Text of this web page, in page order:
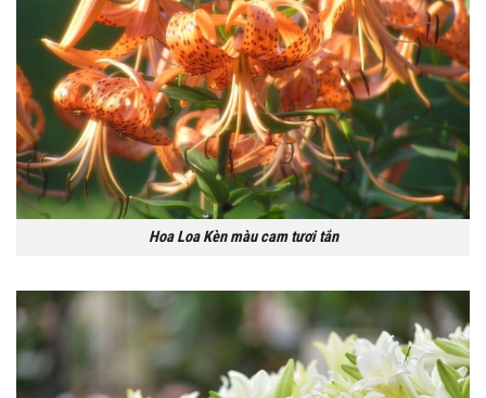
Hoa Loa Kèn màu cam tươi tắn